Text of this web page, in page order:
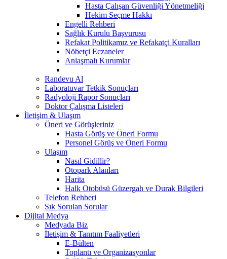
Hasta Çalışan Güvenliği Yönetmeliği
Hekim Seçme Hakkı
Engelli Rehberi
Sağlık Kurulu Başvurusu
Refakat Politikamız ve Refakatçi Kuralları
Nöbetçi Eczaneler
Anlaşmalı Kurumlar
Randevu Al
Laboratuvar Tetkik Sonuçları
Radyoloji Rapor Sonuçları
Doktor Çalışma Listeleri
İletişim & Ulaşım
Öneri ve Görüşleriniz
Hasta Görüş ve Öneri Formu
Personel Görüş ve Öneri Formu
Ulaşım
Nasıl Gidillir?
Otopark Alanları
Harita
Halk Otobüsü Güzergah ve Durak Bilgileri
Telefon Rehberi
Sık Sorulan Sorular
Dijital Medya
Medyada Biz
İletişim & Tanıtım Faaliyetleri
E-Bülten
Toplantı ve Organizasyonlar